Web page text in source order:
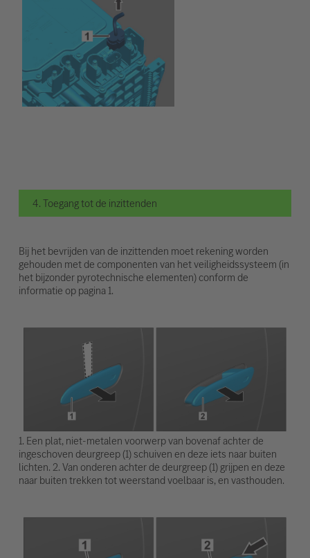
4. Toegang tot de inzittenden
Bij het bevrijden van de inzittenden moet rekening worden
gehouden met de componenten van het veiligheidssysteem (in
het bijzonder pyrotechnische elementen) conform de
informatie op pagina 1.
1. Een plat, niet-metalen voorwerp van bovenaf achter de
ingeschoven deurgreep (1) schuiven en deze iets naar buiten
lichten. 2. Van onderen achter de deurgreep (1) grijpen en deze
naar buiten trekken tot weerstand voelbaar is, en vasthouden.